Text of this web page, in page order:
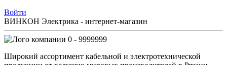
Войти
ВИНКОН Электрика - интернет-магазин
0 - 9999999
Широкий ассортимент кабельной и электротехнической